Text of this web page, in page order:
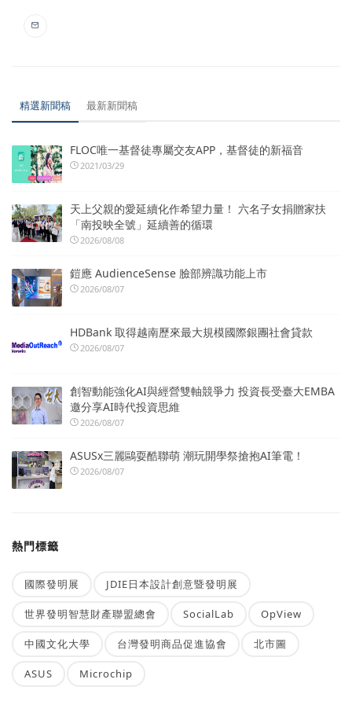
精選新聞稿 最新新聞稿
FLOC唯一基督徒專屬交友APP，基督徒的新福音
2021/03/29
天上父親的愛延續化作希望力量！ 六名子女捐贈家扶
「南投映全號」延續善的循環
2026/08/08
鎧應 AudienceSense 臉部辨識功能上市
2026/08/07
HDBank 取得越南歷來最大規模國際銀團社會貸款
2026/08/07
創智動能強化AI與經營雙軸競爭力 投資長受臺大EMBA
邀分享AI時代投資思維
2026/08/07
ASUSx三麗鷗耍酷聯萌 潮玩開學祭搶抱AI筆電！
2026/08/07
熱門標籤
國際發明展 JDIE日本設計創意暨發明展
世界發明智慧財產聯盟總會 SocialLab OpView
中國文化大學 台灣發明商品促進協會 北市圖
ASUS Microchip